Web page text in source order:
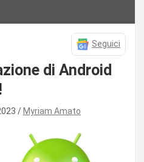
Seguici
di Android
Myriam Amato